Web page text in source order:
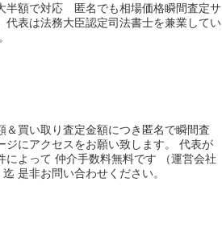
半額で対応 匿名でも相場価格瞬間査定サ
表は法務大臣認定司法書士を兼業してい
買い取り査定金額につき匿名で瞬間査
にアクセスをお願い致します。 代表が
よって 仲介手数料無料です （運営会社
是非お問い合わせください。